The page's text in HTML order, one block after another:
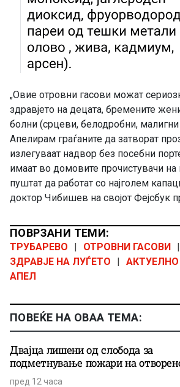
„Овие отровни гасови можат
здравјето на децата, бремените
болни (срцеви, белодробни,
Апелирам граѓаните да затворат
излегуваат надвор без посебни
имаат во домовите прочистувачи на
пуштат да работат со најголем
доктор Чибишев на својот Фејсбук
ПОВРЗАНИ ТЕМИ:
ТРУБАРЕВО | ОТРОВНИ ГАСОВИ |
ЗДРАВЈЕ НА ЛУЃЕТО
| АКТУЕЛНО
АПЕЛ
ПОВЕЌЕ НА ОВАА ТЕМА:
Двајца лишени од слобода за
подметнување пожари на
пред 12 часа